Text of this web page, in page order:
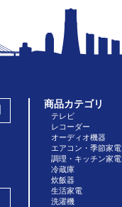
商品カテゴリ
テレビ
レコーダー
オーディオ機器
エアコン・季節家電
調理・キッチン家電
冷蔵庫
炊飯器
生活家電
洗濯機